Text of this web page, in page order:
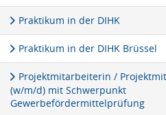
Praktikum in der DIHK
Praktikum in der DIHK Brüssel
Projektmitarbeiterin /
(w/m/d) mit Schwerpunkt
Gewerbefördermittelprüfung